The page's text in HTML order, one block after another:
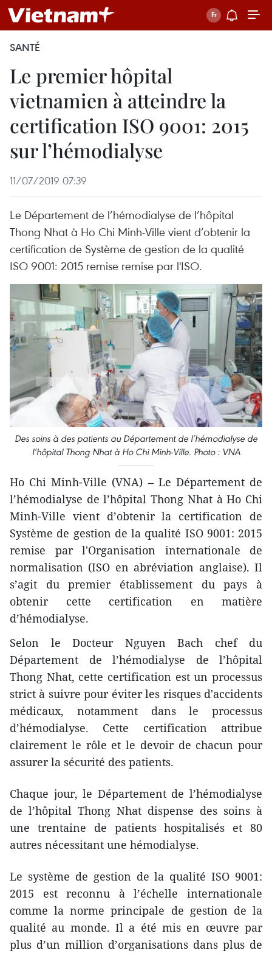
SANTÉ
Le premier hôpital
vietnamien à atteindre la
certification ISO 9001: 2015
sur l’hémodialyse
11/07/2019 07:39
Le Département de l’hémodialyse de l’hôpital
Thong Nhat à Ho Chi Minh-Ville vient d’obtenir la
certification de Système de gestion de la qualité
ISO 9001: 2015 remise remise par l'ISO.
Des soins à des patients au Département de l’hémodialyse de
l’hôpital Thong Nhat à Ho Chi Minh-Ville. Photo : VNA
Ho Chi Minh-Ville (VNA) – Le Département de
l’hémodialyse de l’hôpital Thong Nhat à Ho Chi
Minh-Ville vient d’obtenir la certification de
Système de gestion de la qualité ISO 9001: 2015
remise par l'Organisation internationale de
normalisation (ISO en abréviation anglaise). Il
s’agit du premier établissement du pays à
obtenir cette certification en matière
d’hémodialyse.
Selon le Docteur Nguyen Bach chef du
Département de l’hémodialyse de l’hôpital
Thong Nhat, cette certification est un processus
strict à suivre pour éviter les risques d'accidents
médicaux, notamment dans le processus
d’hémodialyse. Cette certification attribue
clairement le rôle et le devoir de chacun pour
assurer la sécurité des patients.
Chaque jour, le Département de l’hémodialyse
de l’hôpital Thong Nhat dispense des soins à
une trentaine de patients hospitalisés et 80
autres nécessitant une hémodialyse.
Le système de gestion de la qualité ISO 9001:
2015 est reconnu à l’échelle internationale
comme la norme principale de gestion de la
qualité au monde. Il a été mis en œuvre par
plus d’un million d’organisations dans plus de